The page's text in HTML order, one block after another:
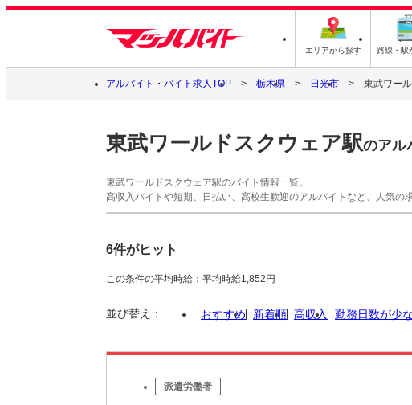
エリアから探す 路線・駅
アルバイト・バイト求人TOP 栃木県 日光市 東武ワー
東武ワールドスクウェア駅のアル
東武ワールドスクウェア駅のバイト情報一覧。
高収入バイトや短期、日払い、高校生歓迎のアルバイトなど、人気の
6件がヒット
この条件の平均時給：平均時給1,852円
並び替え： おすすめ 新着順 高収入 勤務日数が少
派遣労働者